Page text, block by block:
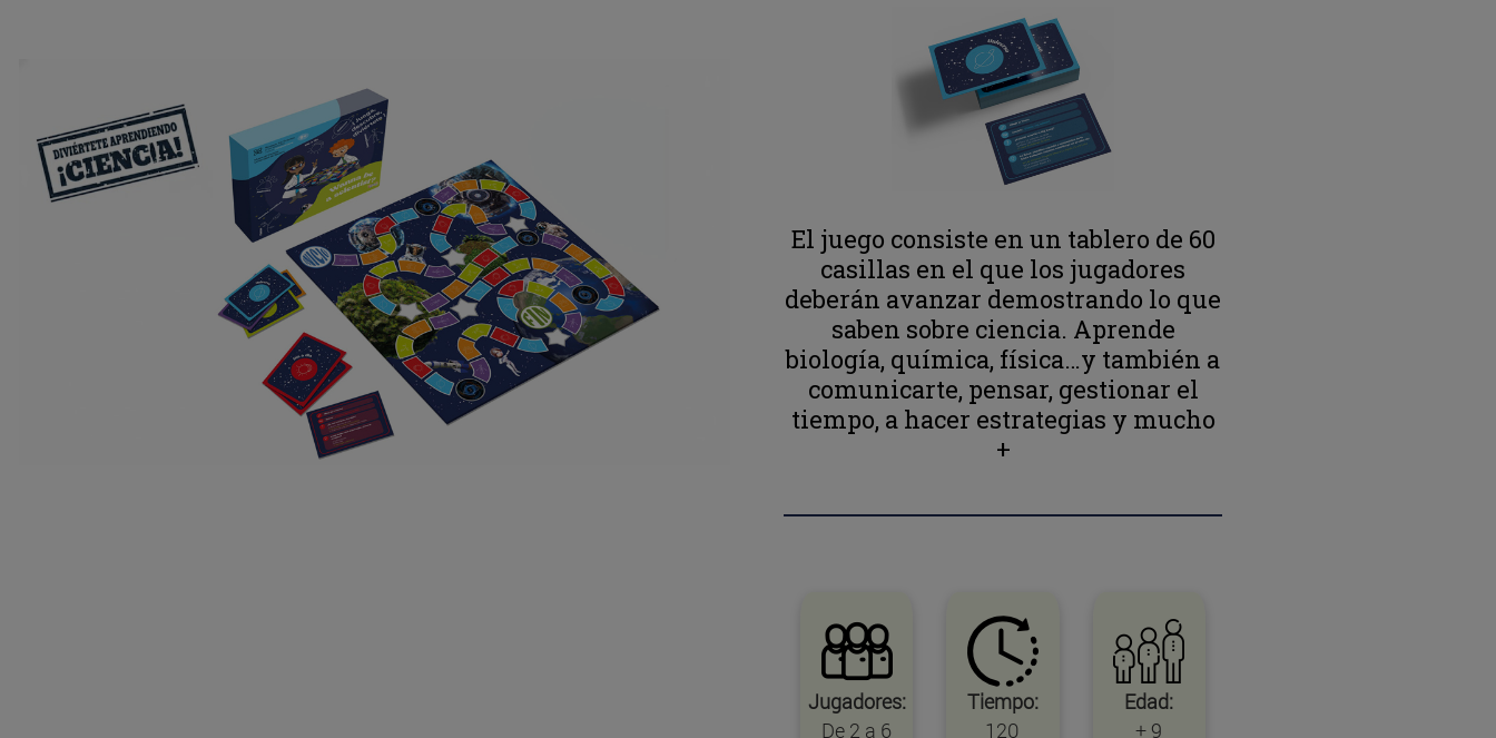
El juego consiste en un tablero de 60
casillas en el que los jugadores
deberán avanzar demostrando lo que
saben sobre ciencia. Aprende
biología, química, física…y también a
comunicarte, pensar, gestionar el
tiempo, a hacer estrategias y mucho
+
Jugadores:
De 2 a 6
Tiempo:
120
Edad:
+ 9